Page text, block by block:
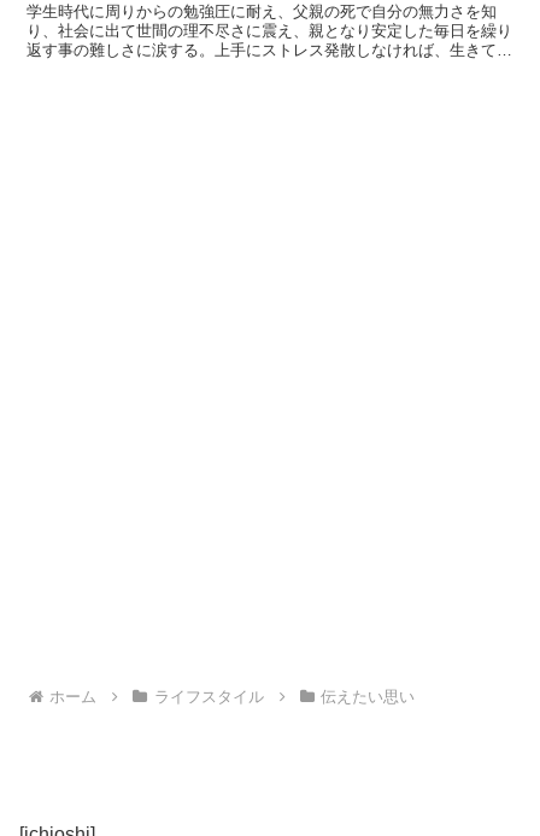
学生時代に周りからの勉強圧に耐え、父親の死で自分の無力さを知
り、社会に出て世間の理不尽さに震え、親となり安定した毎日を繰り
返す事の難しさに涙する。上手にストレス発散しなければ、生きてい
ホーム ライフスタイル 伝えたい思い